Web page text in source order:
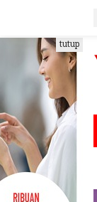
e
k
o
n
t
e
n
tutup